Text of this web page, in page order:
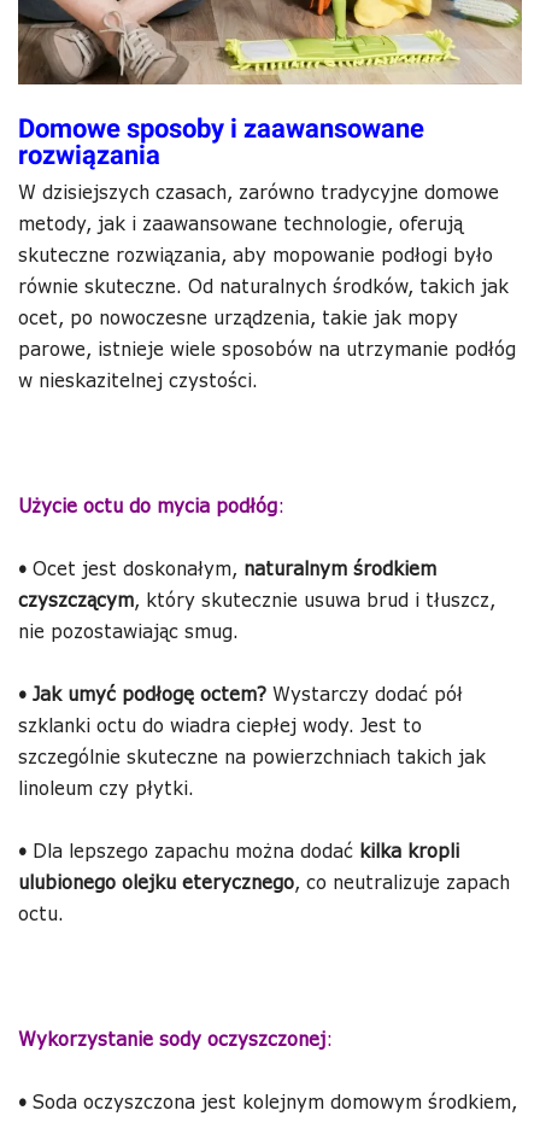
Domowe sposoby i zaawansowane
rozwiązania
W dzisiejszych czasach, zarówno tradycyjne domowe
metody, jak i zaawansowane technologie, oferują
skuteczne rozwiązania, aby mopowanie podłogi było
równie skuteczne. Od naturalnych środków, takich jak
ocet, po nowoczesne urządzenia, takie jak mopy
parowe, istnieje wiele sposobów na utrzymanie podłóg
w nieskazitelnej czystości.
Użycie octu do mycia podłóg:
• Ocet jest doskonałym, naturalnym środkiem
czyszczącym, który skutecznie usuwa brud i tłuszcz,
nie pozostawiając smug.
• Jak umyć podłogę octem? Wystarczy dodać pół
szklanki octu do wiadra ciepłej wody. Jest to
szczególnie skuteczne na powierzchniach takich jak
linoleum czy płytki.
• Dla lepszego zapachu można dodać kilka kropli
ulubionego olejku eterycznego, co neutralizuje zapach
octu.
Wykorzystanie sody oczyszczonej:
• Soda oczyszczona jest kolejnym domowym środkiem,